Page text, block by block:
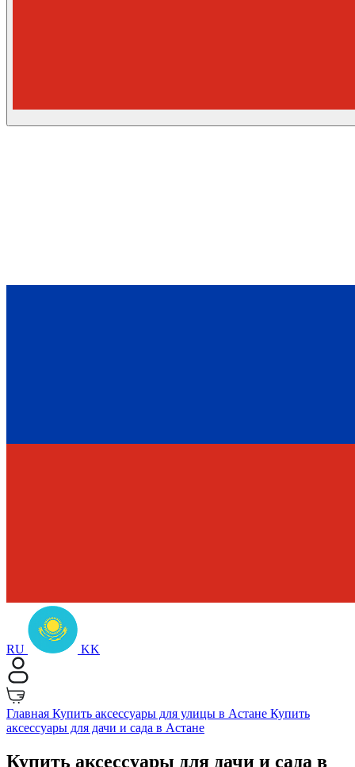
RU KK
Главная Купить аксессуары для улицы в Астане Купить
аксессуары для дачи и сада в Астане
Купить аксессуары для дачи и сада в